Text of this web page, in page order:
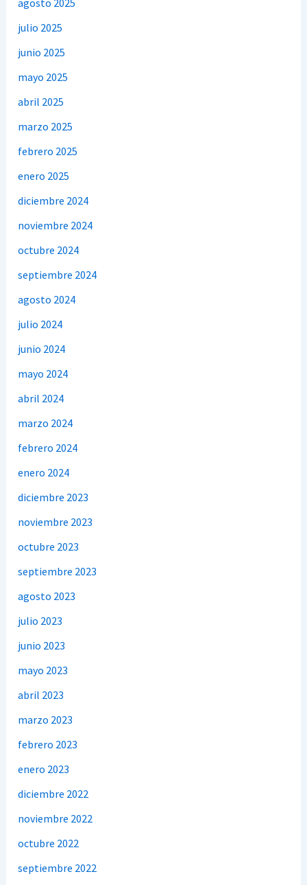
agosto 2025
julio 2025
junio 2025
mayo 2025
abril 2025
marzo 2025
febrero 2025
enero 2025
diciembre 2024
noviembre 2024
octubre 2024
septiembre 2024
agosto 2024
julio 2024
junio 2024
mayo 2024
abril 2024
marzo 2024
febrero 2024
enero 2024
diciembre 2023
noviembre 2023
octubre 2023
septiembre 2023
agosto 2023
julio 2023
junio 2023
mayo 2023
abril 2023
marzo 2023
febrero 2023
enero 2023
diciembre 2022
noviembre 2022
octubre 2022
septiembre 2022